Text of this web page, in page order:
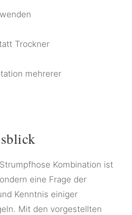
Trockner
mehrerer
Kombination ist
eine Frage der
Kenntnis einiger
Mit den vorgestellten